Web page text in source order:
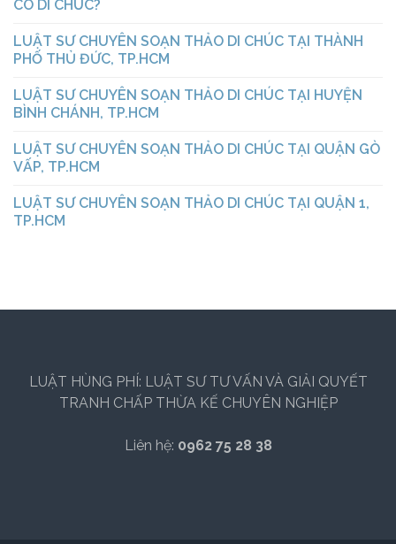
CÓ DI CHÚC?
LUẬT SƯ CHUYÊN SOẠN THẢO DI CHÚC TẠI THÀNH
PHỐ THỦ ĐỨC, TP.HCM
LUẬT SƯ CHUYÊN SOẠN THẢO DI CHÚC TẠI HUYỆN
BÌNH CHÁNH, TP.HCM
LUẬT SƯ CHUYÊN SOẠN THẢO DI CHÚC TẠI QUẬN GÒ
VẤP, TP.HCM
LUẬT SƯ CHUYÊN SOẠN THẢO DI CHÚC TẠI QUẬN 1,
TP.HCM
LUẬT HÙNG PHÍ: LUẬT SƯ TƯ VẤN VÀ GIẢI QUYẾT
TRANH CHẤP THỪA KẾ CHUYÊN NGHIỆP
Liên hệ: 0962 75 28 38